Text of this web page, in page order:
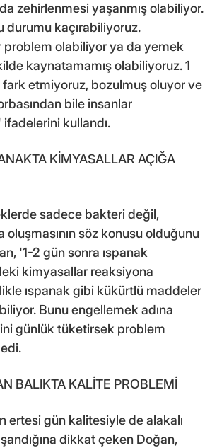
zehirlenmesi yaşanmış olabiliyor.
durumu kaçırabiliyoruz.
problem olabiliyor ya da yemek
kaynatamamış olabiliyoruz. 1
etmiyoruz, bozulmuş oluyor ve
bile insanlar
kullandı.
KİMYASALLAR AÇIĞA
sadece bakteri değil,
oluşmasının söz konusu olduğunu
'1-2 gün sonra ıspanak
kimyasallar reaksiyona
ıspanak gibi kükürtlü maddeler
Bunu engellemek adına
günlük tüketirsek problem
BALIKTA KALİTE PROBLEMİ
ertesi gün kalitesiyle de alakalı
dikkat çeken Doğan,